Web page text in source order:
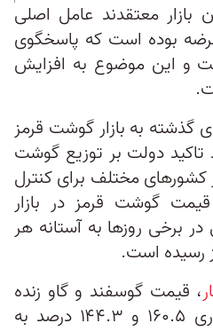
بازار معتقدند عامل اصلی
بوده است که پاسخگوی
و این موضوع به افزایش
گذشته به بازار گوشت قرمز
دولت بر توزیع گوشت
مختلف برای کنترل
گوشت قرمز در بازار
برخی روزها به آستانه هر
رسیده است.
، قیمت گوسفند و گاو زنده
تنها در تابستان سال جاری ۱۶۰.۵ و ۱۴۴.۳ درصد به